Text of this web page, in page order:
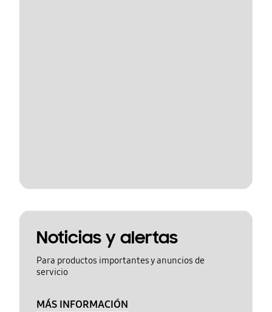
Noticias y alertas
Para productos importantes y anuncios de
servicio
MÁS INFORMACIÓN